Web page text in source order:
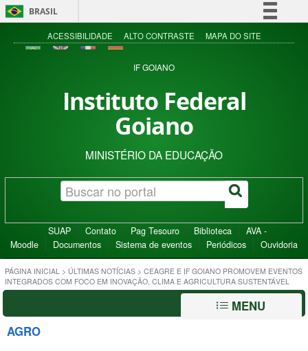
BRASIL
Simplifique!
Acesso à informação
ACESSIBILIDADE ALTO CONTRASTE MAPA DO SITE
IF GOIANO
Instituto Federal
Goiano
MINISTÉRIO DA EDUCAÇÃO
SUAP Contato Pag Tesouro Biblioteca
AVA -
Moodle
Documentos Sistema de eventos Periódicos Ouvidoria
PÁGINA INICIAL > ÚLTIMAS NOTÍCIAS > CEAGRE E IF GOIANO PROMOVEM EVENTOS
INTEGRADOS COM FOCO EM INOVAÇÃO, CLIMA E AGRICULTURA SUSTENTÁVEL
MENU
AGRO